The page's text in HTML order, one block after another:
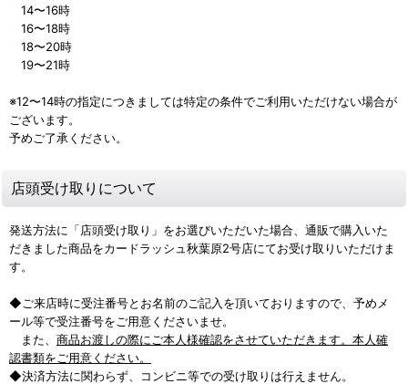
14〜16時
16〜18時
18〜20時
19〜21時
※12〜14時の指定につきましては特定の条件でご利用いただけない場合が
ございます。
予めご了承ください。
店頭受け取りについて
発送方法に「店頭受け取り」をお選びいただいた場合、通販で購入いた
だきました商品をカードラッシュ秋葉原2号店にてお受け取りいただけま
す。
◆ご来店時に受注番号とお名前のご記入を頂いておりますので、予めメ
ール等で受注番号をご用意くださいませ。
また、 商品お渡しの際にご本人様確認をさせていただきます。本人確
認書類をご用意ください。
◆決済方法に関わらず、コンビニ等での受け取りは行えません。